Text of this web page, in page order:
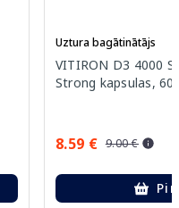
Uztura bagātinātājs
VITIRON D3 4000
Strong kapsulas, 60
8.59 € 9.00 €